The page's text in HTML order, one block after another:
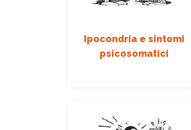
Ipocondria e sintomi
psicosomatici